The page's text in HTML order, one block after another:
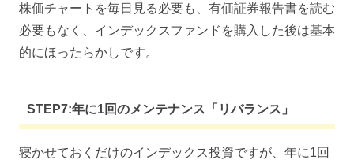
株価チャートを毎日見る必要も、有価証券報告書を読む
必要もなく、インデックスファンドを購入した後は基本
的にほったらかしです。
STEP7:年に1回のメンテナンス「リバランス」
寝かせておくだけのインデックス投資ですが、年に1回